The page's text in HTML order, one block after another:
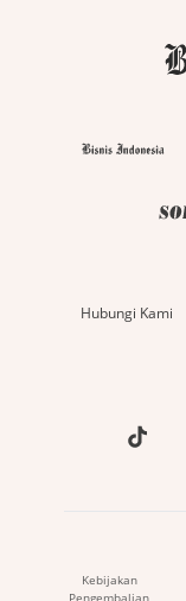
Hubungi Kami
Kebijakan
Pengembalian